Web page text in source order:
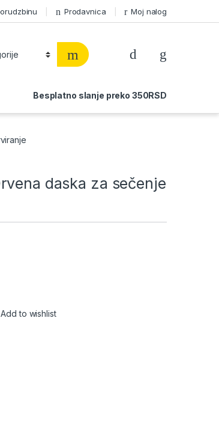
Prodavnica Moj nalog
Besplatno slanje preko 350RSD
daska za sečenje
Add to wishlist